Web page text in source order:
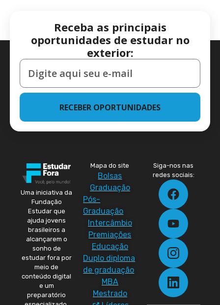
Receba as principais
oportunidades de estudar no
exterior:
RECEBER OPORTUNIDADES
Uma iniciativa da
Fundação
Estudar que
ajuda jovens
brasileiros a
alcançarem o
sonho de
estudar fora por
meio de
conteúdo digital
e um
preparatório
Mapa do site
Bolsas
Graduação
Pós-
Graduação
Intercâmbio
Premiações
Educação
Duplo diploma
de graduação
MBA
Mestrado
Siga-nos nas
redes sociais: